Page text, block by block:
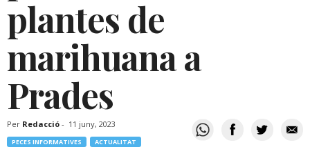
plantes de
marihuana a
Prades
Per Redacció - 11 juny, 2023
PECES INFORMATIVES
ACTUALITAT